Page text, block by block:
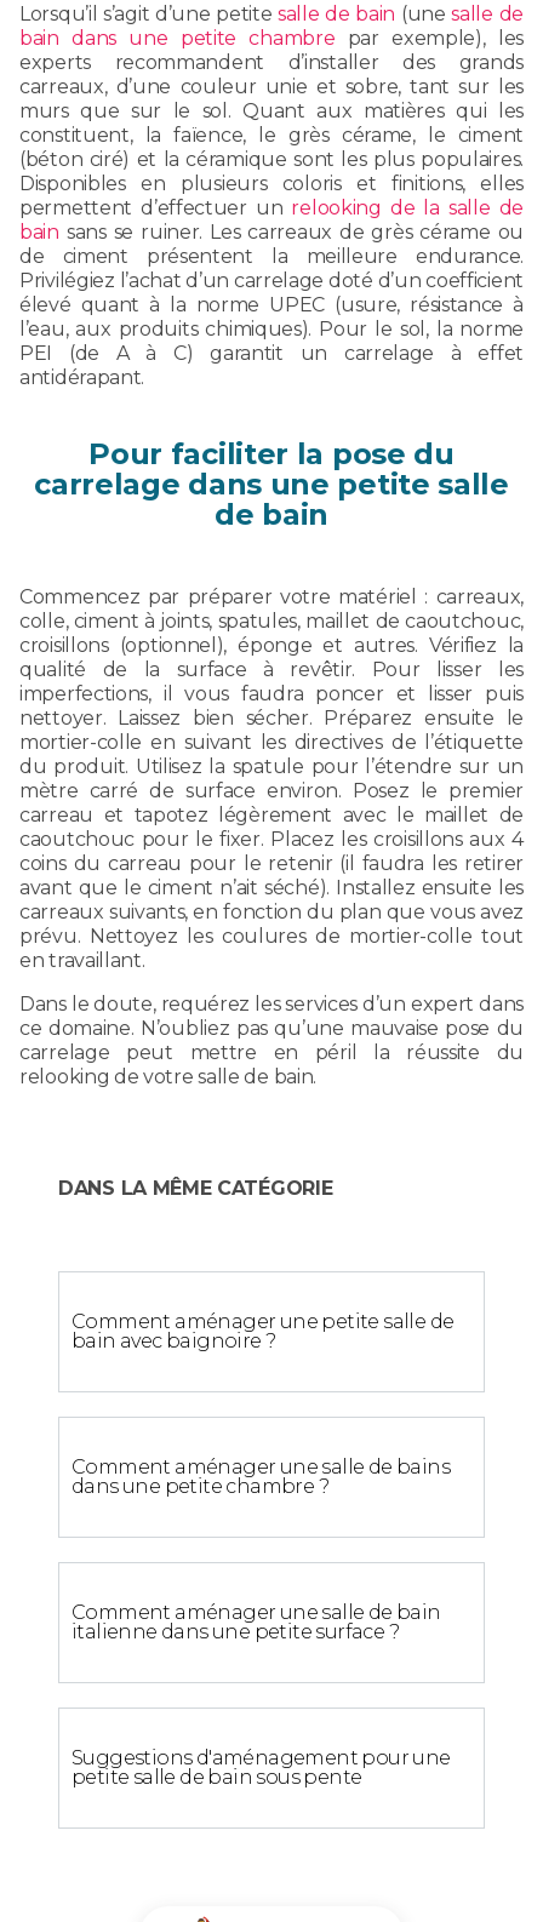
Lorsqu’il s’agit d’une petitesalle de bain (unesalle de
bain dans une petite chambre par exemple), les
experts recommandent d’installer des grands
carreaux, d’une couleur unie et sobre, tant sur les
murs que sur le sol. Quant aux matières qui les
constituent, la faïence, le grès cérame, le ciment
(béton ciré) et la céramique sont les plus populaires.
Disponibles en plusieurs coloris et finitions, elles
permettent d’effectuer un relooking de la salle de
bain sans se ruiner. Les carreaux de grès cérame ou
de ciment présentent la meilleure endurance.
Privilégiez l’achat d’un carrelage doté d’un coefficient
élevé quant à la norme UPEC (usure, résistance à
l’eau, aux produits chimiques). Pour le sol, la norme
PEI (de A à C) garantit un carrelage à effet
antidérapant.
Pour faciliter la pose du
carrelage dans une petite salle
de bain
Commencez par préparer votre matériel : carreaux,
colle, ciment à joints, spatules, maillet de caoutchouc,
croisillons (optionnel), éponge et autres. Vérifiez la
qualité de la surface à revêtir. Pour lisser les
imperfections, il vous faudra poncer et lisser puis
nettoyer. Laissez bien sécher. Préparez ensuite le
mortier-colle en suivant les directives de l’étiquette
du produit. Utilisez la spatule pour l’étendre sur un
mètre carré de surface environ. Posez le premier
carreau et tapotez légèrement avec le maillet de
caoutchouc pour le fixer. Placez les croisillons aux 4
coins du carreau pour le retenir (il faudra les retirer
avant que le ciment n’ait séché). Installez ensuite les
carreaux suivants, en fonction du plan que vous avez
prévu. Nettoyez les coulures de mortier-colle tout
en travaillant.
Dans le doute, requérez les services d’un expert dans
ce domaine. N’oubliez pas qu’une mauvaise pose du
carrelage peut mettre en péril la réussite du
relooking de votre salle de bain.
DANS LA MÊME CATÉGORIE
Comment aménager une petite salle de
bain avec baignoire ?
Comment aménager une salle de bains
dans une petite chambre ?
Comment aménager une salle de bain
italienne dans une petite surface ?
Suggestions d'aménagement pour une
petite salle de bain sous pente